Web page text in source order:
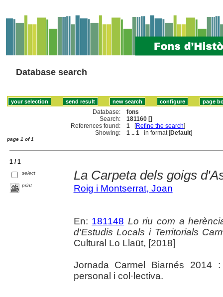
Database search
Database:
fons
Search:
181160 []
References found:
1 [Refine the search]
Showing:
1 .. 1 in format [Default]
page 1 of 1
1 / 1
select
print
La Carpeta dels goigs
Roig i Montserrat, Joan
En: 181148 Lo riu com a
d'Estudis Locals i Territorials
Cultural Lo Llaüt, [2018]
Jornada Carmel Biarnés
personal i col·lectiva.